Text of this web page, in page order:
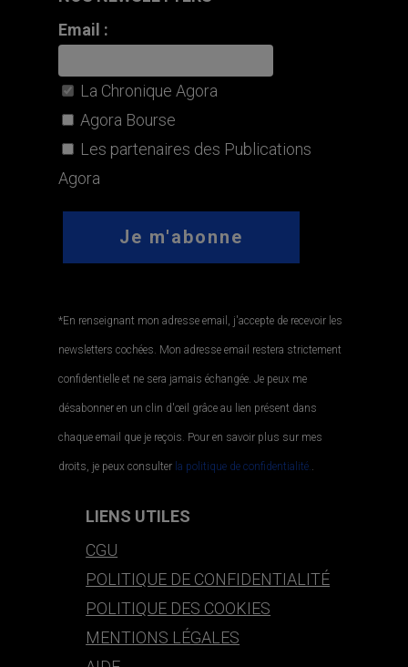
Email :
La Chronique Agora
Agora Bourse
Les partenaires des Publications
Agora
*En renseignant mon adresse email, j'accepte de recevoir les
newsletters cochées. Mon adresse email restera strictement
confidentielle et ne sera jamais échangée. Je peux me
désabonner en un clin d'œil grâce au lien présent dans
chaque email que je reçois. Pour en savoir plus sur mes
droits, je peux consulter la politique de confidentialité..
LIENS UTILES
CGU
POLITIQUE DE CONFIDENTIALITÉ
POLITIQUE DES COOKIES
MENTIONS LÉGALES